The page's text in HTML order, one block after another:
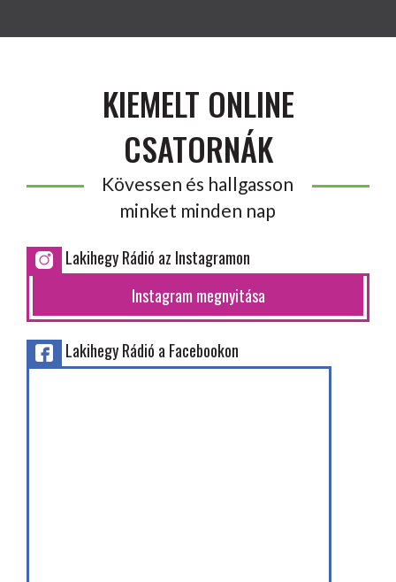
KIEMELT ONLINE
CSATORNÁK
Kövessen és hallgasson
minket minden nap
Lakihegy Rádió az Instagramon
Instagram megnyitása
Lakihegy Rádió a Facebookon